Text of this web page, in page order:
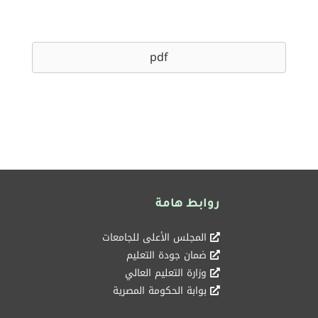
pdf
روابط هامة
المجلس الأعلى للجامعات
ضمان جودة التعليم
وزارة التعليم العالي
بوابة الحكومة المصرية